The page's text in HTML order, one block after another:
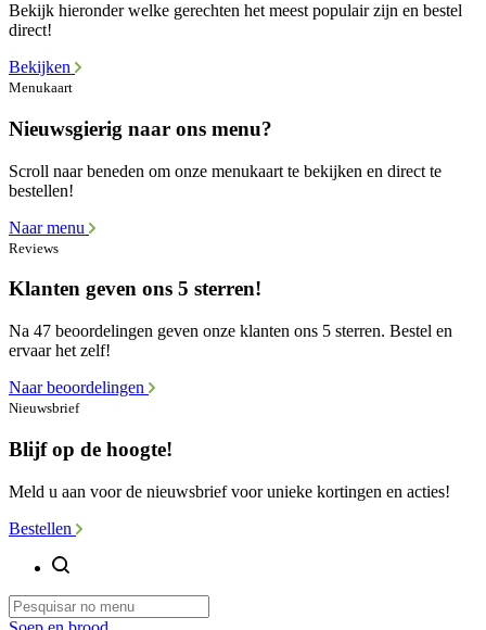
Bekijk hieronder welke gerechten het meest populair zijn en bestel
direct!
Bekijken
Menukaart
Nieuwsgierig naar ons menu?
Scroll naar beneden om onze menukaart te bekijken en direct te
bestellen!
Naar menu
Reviews
Klanten geven ons 5 sterren!
Na 47 beoordelingen geven onze klanten ons 5 sterren. Bestel en
ervaar het zelf!
Naar beoordelingen
Nieuwsbrief
Blijf op de hoogte!
Meld u aan voor de nieuwsbrief voor unieke kortingen en acties!
Bestellen